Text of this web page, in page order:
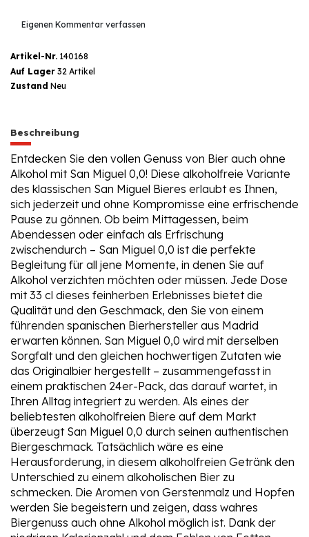
Eigenen Kommentar verfassen
Artikel-Nr. 140168
Auf Lager 32 Artikel
Zustand Neu
Beschreibung
Entdecken Sie den vollen Genuss von Bier auch ohne
Alkohol mit San Miguel 0,0! Diese alkoholfreie Variante
des klassischen San Miguel Bieres erlaubt es Ihnen,
sich jederzeit und ohne Kompromisse eine erfrischende
Pause zu gönnen. Ob beim Mittagessen, beim
Abendessen oder einfach als Erfrischung
zwischendurch – San Miguel 0,0 ist die perfekte
Begleitung für all jene Momente, in denen Sie auf
Alkohol verzichten möchten oder müssen. Jede Dose
mit 33 cl dieses feinherben Erlebnisses bietet die
Qualität und den Geschmack, den Sie von einem
führenden spanischen Bierhersteller aus Madrid
erwarten können. San Miguel 0,0 wird mit derselben
Sorgfalt und den gleichen hochwertigen Zutaten wie
das Originalbier hergestellt – zusammengefasst in
einem praktischen 24er-Pack, das darauf wartet, in
Ihren Alltag integriert zu werden. Als eines der
beliebtesten alkoholfreien Biere auf dem Markt
überzeugt San Miguel 0,0 durch seinen authentischen
Biergeschmack. Tatsächlich wäre es eine
Herausforderung, in diesem alkoholfreien Getränk den
Unterschied zu einem alkoholischen Bier zu
schmecken. Die Aromen von Gerstenmalz und Hopfen
werden Sie begeistern und zeigen, dass wahres
Biergenuss auch ohne Alkohol möglich ist. Dank der